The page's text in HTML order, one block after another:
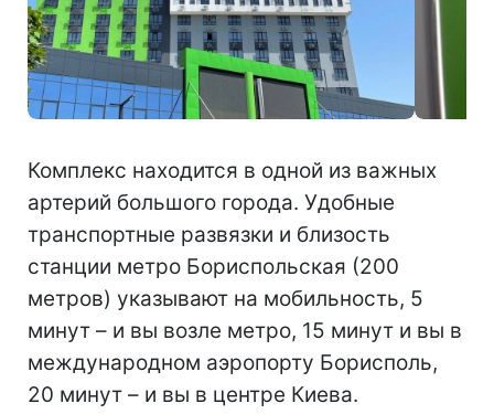
Комплекс находится в одной из важных
артерий большого города. Удобные
транспортные развязки и близость
станции метро Бориспольская (200
метров) указывают на мобильность, 5
минут – и вы возле метро, 15 минут и вы в
международном аэропорту Борисполь,
20 минут – и вы в центре Киева.